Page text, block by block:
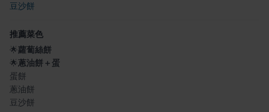
豆沙餅
推薦菜色
🌟蘿蔔絲餅
🌟蔥油餅＋蛋
蛋餅
蔥油餅
豆沙餅